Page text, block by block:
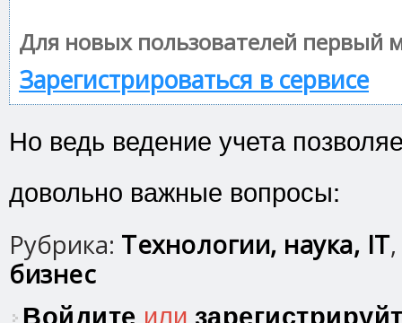
Для новых пользователей первый
Зарегистрироваться в сервисе
Но ведь ведение учета
довольно важные вопросы:
Рубрика: Технологии, наука, IT,
бизнес
Войдите или